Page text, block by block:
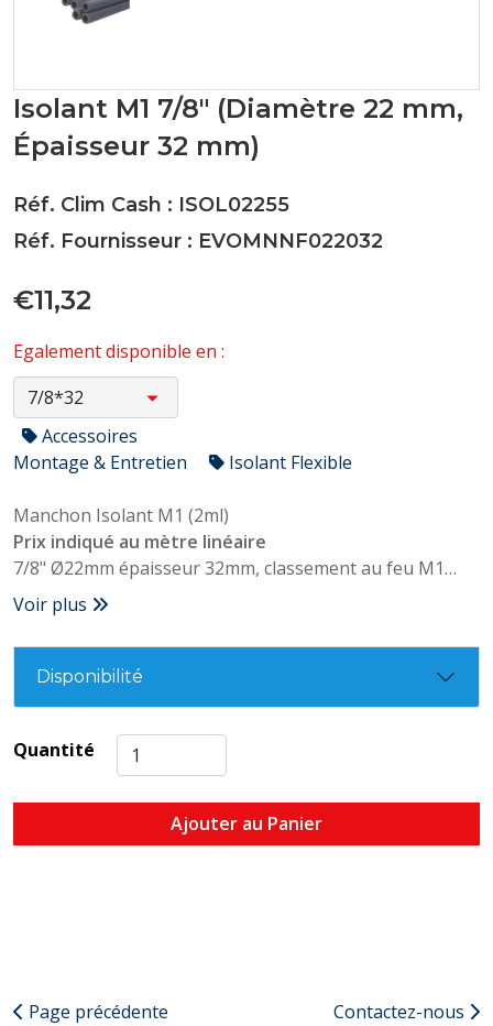
Isolant M1 7/8" (Diamètre 22 mm,
Épaisseur 32 mm)
Réf. Clim Cash : ISOL02255
Réf. Fournisseur : EVOMNNF022032
€11,32
Egalement disponible en :
Accessoires
Montage & Entretien
Isolant Flexible
Manchon Isolant M1 (2ml)
Prix indiqué au mètre linéaire
7/8" Ø22mm épaisseur 32mm, classement au feu M1
Conforme NF P. 92.507
Voir plus
Disponibilité
Quantité
Ajouter au Panier
Page précédente Contactez-nous